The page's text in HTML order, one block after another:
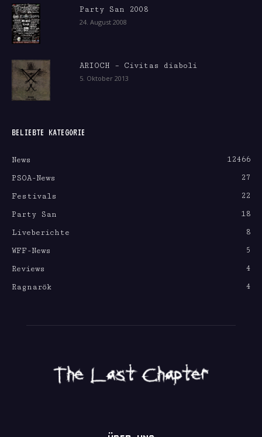
Party San 2008
24. August 2008
ARIOCH – Civitas diaboli
5. Oktober 2013
BELIEBTE KATEGORIE
News
12466
PSOA-News
27
Festivals
22
Party San
18
Liveberichte
8
WFF-News
5
Reviews
4
Ragnarök
4